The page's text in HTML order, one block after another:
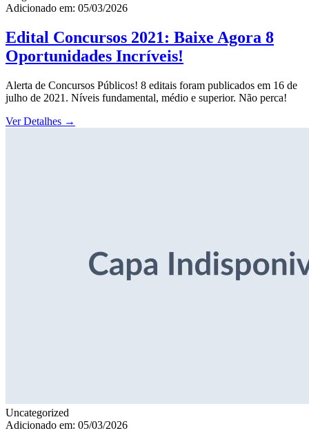
Adicionado em: 05/03/2026
Edital Concursos 2021: Baixe Agora 8
Oportunidades Incríveis!
Alerta de Concursos Públicos! 8 editais foram publicados em 16 de
julho de 2021. Níveis fundamental, médio e superior. Não perca!
Ver Detalhes →
Uncategorized
Adicionado em: 05/03/2026